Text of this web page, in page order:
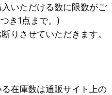
いただける数に限数がご
き1点まで。)
りさせていただきます。
在庫数は通販サイト上の